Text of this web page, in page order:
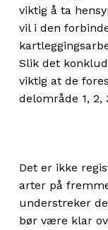
viktig å ta
vil i den
Slik det
viktig at de
delområde 1, 2,
Det er ikke
arter på
understreker
bør være klar